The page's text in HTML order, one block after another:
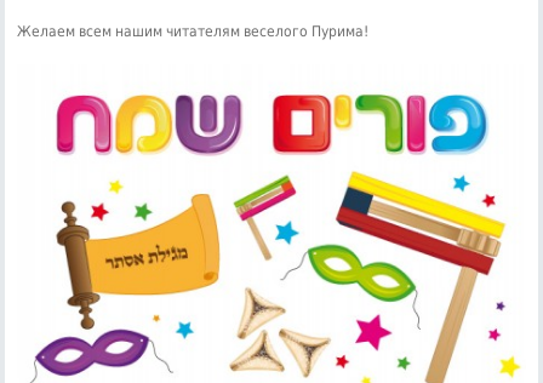
Желаем всем нашим читателям веселого Пурима!